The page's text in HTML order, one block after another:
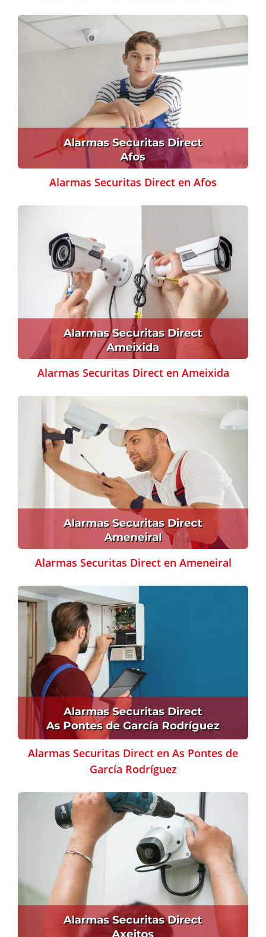
Alarmas Securitas Direct en Afos
Alarmas Securitas Direct en Ameixida
Alarmas Securitas Direct en Ameneiral
Alarmas Securitas Direct en As Pontes de
García Rodríguez